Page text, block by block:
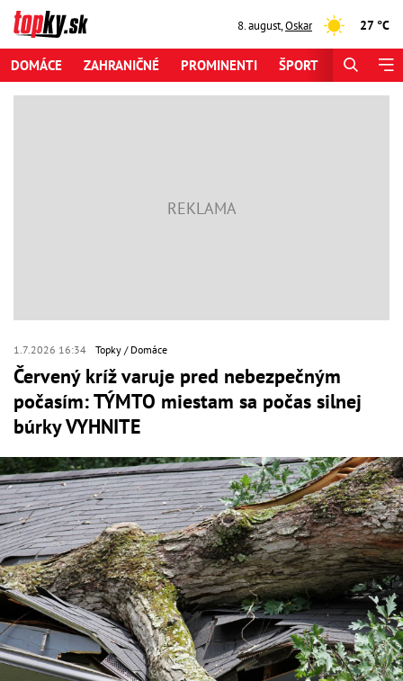
8. august,Oskar 27 °C
DOMÁCE ZAHRANIČNÉ PROMINENTI ŠPORT
1.7.2026 16:34 Topky Domáce
Červený kríž varuje pred nebezpečným
počasím: TÝMTO miestam sa počas silnej
búrky VYHNITE